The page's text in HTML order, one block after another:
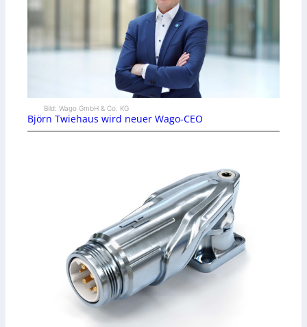
Bild: Wago GmbH & Co. KG
Björn Twiehaus wird neuer Wago-CEO